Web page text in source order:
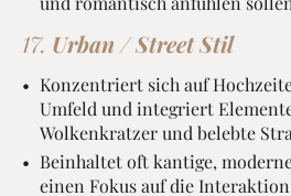
17. Urban / Street Stil
Konzentriert sich auf
Umfeld und integriert
Wolkenkratzer und belebte
Beinhaltet oft kantige,
einen Fokus auf die